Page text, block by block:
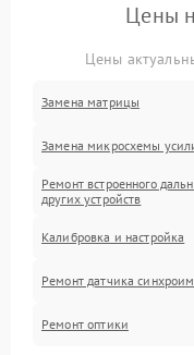
Цены
Цены
Замена матрицы
Замена микросхемы
Ремонт встроенного
других устройств
Калибровка и настройка
Ремонт датчика
Ремонт оптики